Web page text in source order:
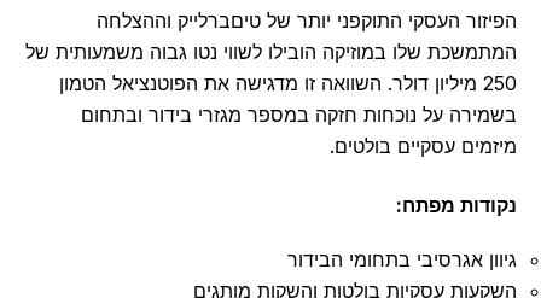
הפיזור העסקי התוקפני יותר של טיםברלייק וההצלחה
המתמשכת שלו במוזיקה הובילו לשווי נטו גבוה משמעותית של
250 מיליון דולר. השוואה זו מדגישה את הפוטנציאל הטמון
בשמירה על נוכחות חזקה במספר מגזרי בידור ובתחום
מיזמים עסקיים בולטים.
נקודות מפתח:
גיוון אגרסיבי בתחומי הבידור
השקעות עסקיות בולטות והשקות מותגים